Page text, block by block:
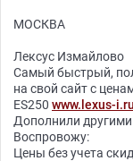
МОСКВА
Лексус Измайлово
Самый быстрый,
на свой сайт с
ES250 www.lexus-
Дополнили
Воспровожу:
Цены без учета